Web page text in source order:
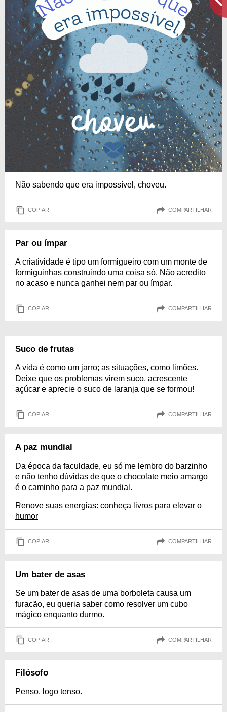
Não sabendo que era impossível, choveu.
COPIAR COMPARTILHAR
Par ou ímpar
A criatividade é tipo um formigueiro com um monte de
formiguinhas construindo uma coisa só. Não acredito
no acaso e nunca ganhei nem par ou ímpar.
COPIAR COMPARTILHAR
Suco de frutas
A vida é como um jarro; as situações, como limões.
Deixe que os problemas virem suco, acrescente
açúcar e aprecie o suco de laranja que se formou!
COPIAR COMPARTILHAR
A paz mundial
Da época da faculdade, eu só me lembro do barzinho
e não tenho dúvidas de que o chocolate meio amargo
é o caminho para a paz mundial.
Renove suas energias: conheça livros para elevar o
humor
COPIAR COMPARTILHAR
Um bater de asas
Se um bater de asas de uma borboleta causa um
furacão, eu queria saber como resolver um cubo
mágico enquanto durmo.
COPIAR COMPARTILHAR
Filósofo
Penso, logo tenso.